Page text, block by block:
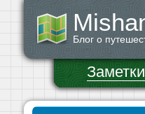
Блог о
Заметки